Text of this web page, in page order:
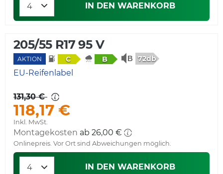
IN DEN WARENKORB
205/55 R17 95 V
AKTION C B 72db
EU-Reifenlabel
131,30 €
118,17 €
Inkl. MwSt.
Montagekosten ab 26,00 €
Onlinepreis. Vor Ort sind Abweichungen möglich.
IN DEN WARENKORB